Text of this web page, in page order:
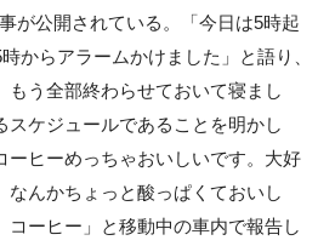
が公開されている。「今日は5時起
からアラームかけました」と語り、
もう全部終わらせておいて寝まし
スケジュールであることを明かし
ーヒーめっちゃおいしいです。大好
なんかちょっと酸っぱくておいし
コーヒー」と移動中の車内で報告し